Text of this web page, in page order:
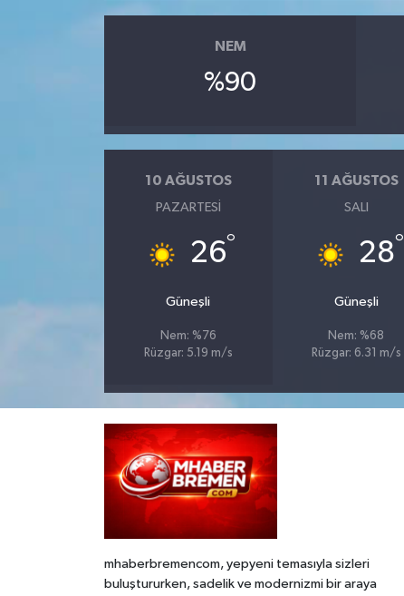
NEM
%90
10 AĞUSTOS
PAZARTESI
26°
Güneşli
Nem: %76
Rüzgar: 5.19 m/s
11 AĞUSTOS
SALI
28°
Güneşli
Nem: %68
Rüzgar: 6.31 m/s
mhaberbremencom, yepyeni temasıyla sizleri
buluştururken, sadelik ve modernizmi bir araya